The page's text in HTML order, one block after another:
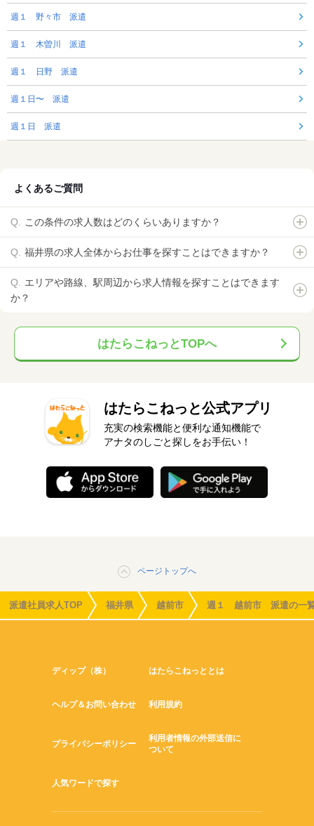
週１ 野々市 派遣
週１ 木曽川 派遣
週１ 日野 派遣
週１日〜 派遣
週１日 派遣
よくあるご質問
この条件の求人数はどのくらいありますか？
福井県の求人全体からお仕事を探すことはできますか？
エリアや路線、駅周辺から求人情報を探すことはできます
か？
はたらこねっとTOPへ
はたらこねっと公式アプリ
充実の検索機能と便利な通知機能で
アナタのしごと探しをお手伝い！
ページトップへ
派遣社員求人TOP 福井県 越前市 週１ 越前市 派遣の一
ディップ（株） はたらこねっととは
ヘルプ＆お問い合わせ 利用規約
プライバシーポリシー
利用者情報の外部送信に
ついて
人気ワードで探す